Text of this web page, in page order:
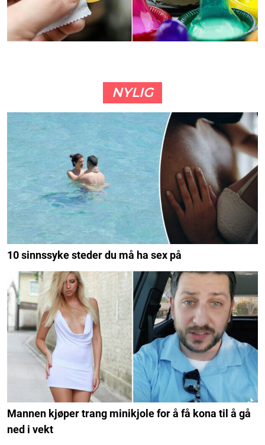
NYLIG
10 sinnssyke steder du må ha sex på
Mannen kjøper trang minikjole for å få kona til å gå
ned i vekt